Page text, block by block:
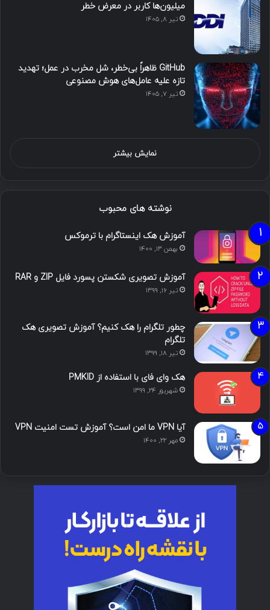
میلیون‌ها کاربر در معرض خطر
تیر ۸, ۱۴۰۵
GitHub ظاهراً بی‌خطر، شل مخرب در عمل؛ تهدید
تازه علیه عامل‌های هوش مصنوعی
تیر ۷, ۱۴۰۵
نمایش بیشتر
نوشته های محبوب
آموزش هک اینستاگرام با ترموکس
بهمن ۱۳, ۱۴۰۰
آموزش تصویری شکستن پسورد فایل ZIP و RAR
تیر ۱۶, ۱۳۹۹
چطور تلگرام را هک کنیم؟ آموزش تصویری هک
تلگرام
تیر ۱۸, ۱۳۹۹
هک وای فای با استفاده از PMKID
شهریور ۲۴, ۱۳۹۹
آیا VPN ما امن است؟ آموزش تست امنیت VPN
مهر ۲۲, ۱۴۰۰